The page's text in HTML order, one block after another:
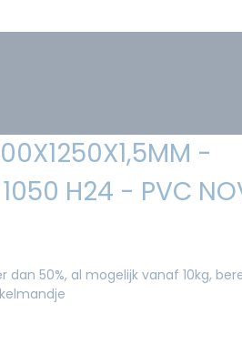
-
H24 - PVC
dan 50%, al mogelijk vanaf 10kg,